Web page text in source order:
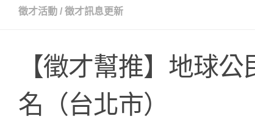
徵才活動 / 徵才訊息更新
【徵才幫推】地球
名（台北市）